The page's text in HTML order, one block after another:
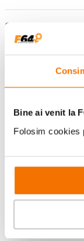
Bine ai venit la
Folosim cookies
Suport
Service si garantii